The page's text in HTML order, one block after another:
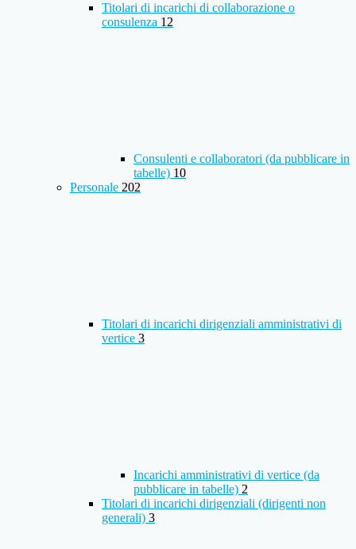
Titolari di incarichi di collaborazione o
consulenza 12
Consulenti e collaboratori (da pubblicare in
tabelle) 10
Personale 202
Titolari di incarichi dirigenziali amministrativi di
vertice 3
Incarichi amministrativi di vertice (da
pubblicare in tabelle) 2
Titolari di incarichi dirigenziali (dirigenti non
generali) 3